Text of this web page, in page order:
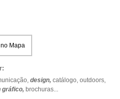
Mapa
design, catálogo, outdoors,
gráfico, brochuras...